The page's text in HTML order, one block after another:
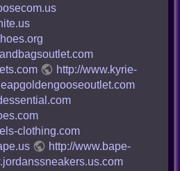
http://www.kyrie-
clothing.com
http://www.bape-